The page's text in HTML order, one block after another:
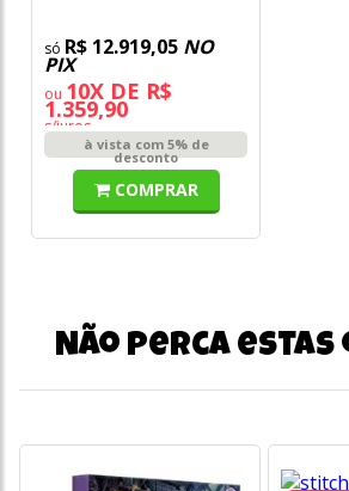
R$ 12.919,05 NO
PIX
ou 10X DE R$
1.359,90
s/juros
à vista com 5% de
desconto
COMPRAR
Não perca